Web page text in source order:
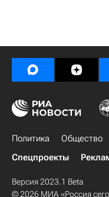
Политика Общество
Спецпроекты
Версия 2023.1 Beta
© 2026 МИА «Россия